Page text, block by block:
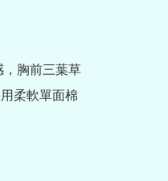
，胸前三葉草
柔軟單面棉